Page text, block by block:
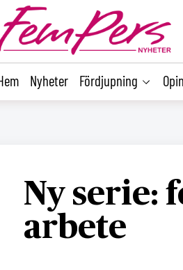
Nyheter Fördjupning
Ny serie:
arbete